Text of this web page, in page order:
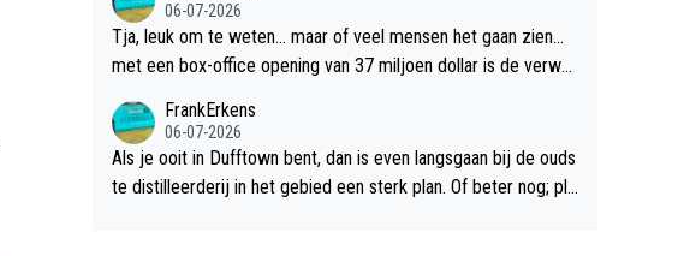
06-07-2026
Tja, leuk om te weten... maar of veel mensen het gaan zien...
met een box-office opening van 37 miljoen dollar is de verwa
FrankErkens
06-07-2026
Als je ooit in Dufftown bent, dan is even langsgaan bij de ouds
te distilleerderij in het gebied een sterk plan. Of beter nog; pla